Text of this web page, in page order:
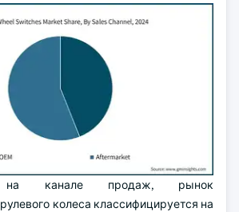
на канале продаж, рынок
колеса классифицируется на